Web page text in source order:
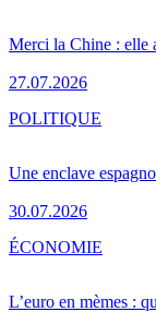
Merci la Chine : elle
27.07.2026
Une enclave
30.07.2026
POLITIQUE
L’euro en mèmes :
ÉCONOMIE